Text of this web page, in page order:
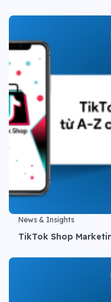
News & Insights
TikTok Shop